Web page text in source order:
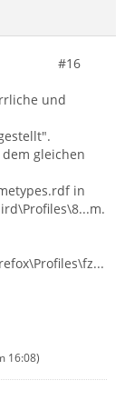
#16
und
gleichen
in
16:08)